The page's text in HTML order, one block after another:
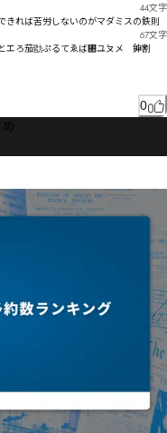
44文字
きれば苦労しないのがマダミスの鉄則
67文字
エろ茄勓ぷるてゑば㄃ユㄆメ゗鉮割
0